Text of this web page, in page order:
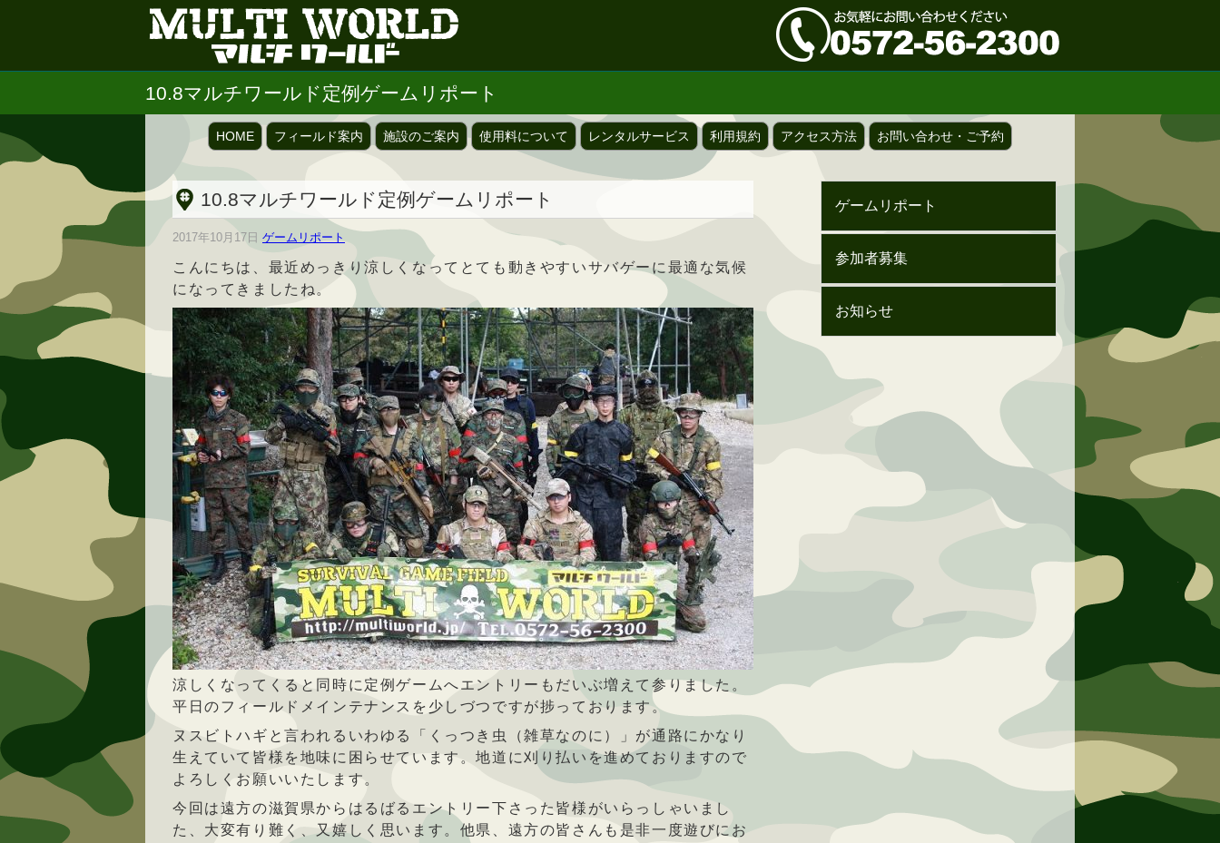
10.8マルチワールド定例ゲームリポート
HOME フィールド案内 施設のご案内 使用料について レンタルサービス 利用規約 アクセス方法 お問い合わせ・ご予約
10.8マルチワールド定例ゲームリポート
2017年10月17日 ゲームリポート
こんにちは、最近めっきり涼しくなってとても動きやすいサバゲーに最適な気候
になってきましたね。
涼しくなってくると同時に定例ゲームへエントリーもだいぶ増えて参りました。
平日のフィールドメインテナンスを少しづつですが捗っております。
ヌスビトハギと言われるいわゆる「くっつき虫（雑草なのに）」が通路にかなり
生えていて皆様を地味に困らせています。地道に刈り払いを進めておりますので
よろしくお願いいたします。
今回は遠方の滋賀県からはるばるエントリー下さった皆様がいらっしゃいまし
た、大変有り難く、又嬉しく思います。他県、遠方の皆さんも是非一度遊びにお
ゲームリポート
参加者募集
お知らせ